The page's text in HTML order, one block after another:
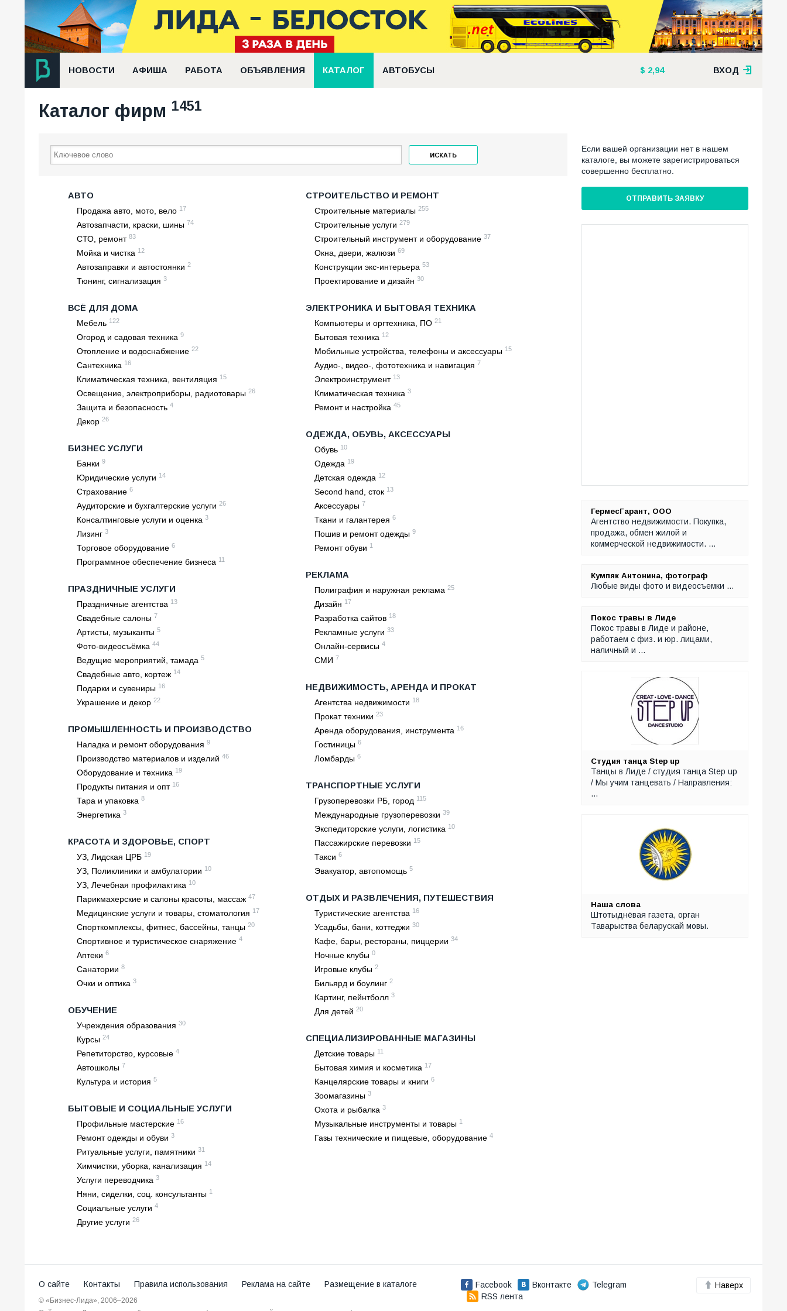
НОВОСТИ АФИША РАБОТА ОБЪЯВЛЕНИЯ КАТАЛОГ АВТОБУСЫ 2,94 ВХОД
Каталог фирм 1451
ИСКАТЬ
АВТО
Продажа авто, мото, вело 17
Автозапчасти, краски, шины 74
СТО, ремонт 83
Мойка и чистка 12
Автозаправки и автостоянки 2
Тюнинг, сигнализация 3
СТРОИТЕЛЬСТВО И РЕМОНТ
Строительные материалы 255
Строительные услуги 279
Строительный инструмент и оборудование 37
Окна, двери, жалюзи 69
Конструкции экс-интерьера 53
Проектирование и дизайн 30
ВСЁ ДЛЯ ДОМА
Мебель 122
Огород и садовая техника 9
Отопление и водоснабжение 22
Сантехника 16
Климатическая техника, вентиляция 15
Освещение, электроприборы, радиотовары 26
Защита и безопасность 4
Декор 26
ЭЛЕКТРОНИКА И БЫТОВАЯ ТЕХНИКА
Компьютеры и оргтехника, ПО 21
Бытовая техника 12
Мобильные устройства, телефоны и аксессуары 15
Аудио-, видео-, фототехника и навигация 7
Электроинструмент 13
Климатическая техника 3
Ремонт и настройка 45
ОДЕЖДА, ОБУВЬ, АКСЕССУАРЫ
Обувь 10
Одежда 19
Детская одежда 12
Second hand, сток 13
Аксессуары 7
Ткани и галантерея 6
Пошив и ремонт одежды 9
Ремонт обуви 1
БИЗНЕС УСЛУГИ
Банки 9
Юридические услуги 14
Страхование 6
Аудиторские и бухгалтерские услуги 26
Консалтинговые услуги и оценка 3
Лизинг 3
Торговое оборудование 6
Программное обеспечение бизнеса 11
РЕКЛАМА
Полиграфия и наружная реклама 25
Дизайн 17
Разработка сайтов 18
Рекламные услуги 33
Онлайн-сервисы 4
СМИ 7
ПРАЗДНИЧНЫЕ УСЛУГИ
Праздничные агентства 13
Свадебные салоны 7
Артисты, музыканты 5
Фото-видеосъёмка 44
Ведущие мероприятий, тамада 5
Свадебные авто, кортеж 14
Подарки и сувениры 16
Украшение и декор 22
НЕДВИЖИМОСТЬ, АРЕНДА И ПРОКАТ
Агентства недвижимости 18
Прокат техники 23
Аренда оборудования, инструмента 16
Гостиницы 6
Ломбарды 6
ПРОМЫШЛЕННОСТЬ И ПРОИЗВОДСТВО
Наладка и ремонт оборудования 9
Производство материалов и изделий 46
Оборудование и техника 19
Продукты питания и опт 16
Тара и упаковка 8
Энергетика 3
ТРАНСПОРТНЫЕ УСЛУГИ
Грузоперевозки РБ, город 115
Международные грузоперевозки 39
Экспедиторские услуги, логистика 10
Пассажирские перевозки 15
Такси 6
Эвакуатор, автопомощь 5
КРАСОТА И ЗДОРОВЬЕ, СПОРТ
УЗ, Лидская ЦРБ 19
УЗ, Поликлиники и амбулатории 10
УЗ, Лечебная профилактика 10
Парикмахерские и салоны красоты, массаж 47
Медицинские услуги и товары, стоматология 17
Спорткомплексы, фитнес, бассейны, танцы 20
Спортивное и туристическое снаряжение 4
Аптеки 6
Санатории 8
Очки и оптика 3
ОТДЫХ И РАЗВЛЕЧЕНИЯ, ПУТЕШЕСТВИЯ
Туристические агентства 16
Усадьбы, бани, коттеджи 30
Кафе, бары, рестораны, пиццерии 34
Ночные клубы 0
Игровые клубы 2
Бильярд и боулинг 2
Картинг, пейнтболл 3
Для детей 20
ОБУЧЕНИЕ
Учреждения образования 30
Курсы 24
Репетиторство, курсовые 4
Автошколы 7
Культура и история 5
СПЕЦИАЛИЗИРОВАННЫЕ МАГАЗИНЫ
Детские товары 11
Бытовая химия и косметика 17
Канцелярские товары и книги 6
Зоомагазины 3
Охота и рыбалка 3
Музыкальные инструменты и товары 1
Газы технические и пищевые, оборудование 4
БЫТОВЫЕ И СОЦИАЛЬНЫЕ УСЛУГИ
Профильные мастерские 16
Ремонт одежды и обуви 3
Ритуальные услуги, памятники 31
Химчистки, уборка, канализация 14
Услуги переводчика 3
Няни, сиделки, соц. консультанты 1
Социальные услуги 4
Другие услуги 26
Если вашей организации нет в нашем
каталоге, вы можете зарегистрироваться
совершенно бесплатно.
ОТПРАВИТЬ ЗАЯВКУ
ГермесГарант, ООО
Агентство недвижимости. Покупка,
продажа, обмен жилой и
коммерческой недвижимости. …
Кумпяк Антонина, фотограф
Любые виды фото и видеосъемки ...
Покос травы в Лиде
Покос травы в Лиде и районе,
работаем с физ. и юр. лицами,
наличный и …
Студия танца Step up
Танцы в Лиде / студия танца Step up
/ Мы учим танцевать / Направления:
…
Наша слова
Штотыднёвая газета, орган
Таварыства беларускай мовы.
О сайте Контакты Правила использования Реклама на сайте Размещение в каталоге
© «Бизнес-Лида», 2006–2026
Facebook Вконтакте
Telegram
RSS лента
Наверх